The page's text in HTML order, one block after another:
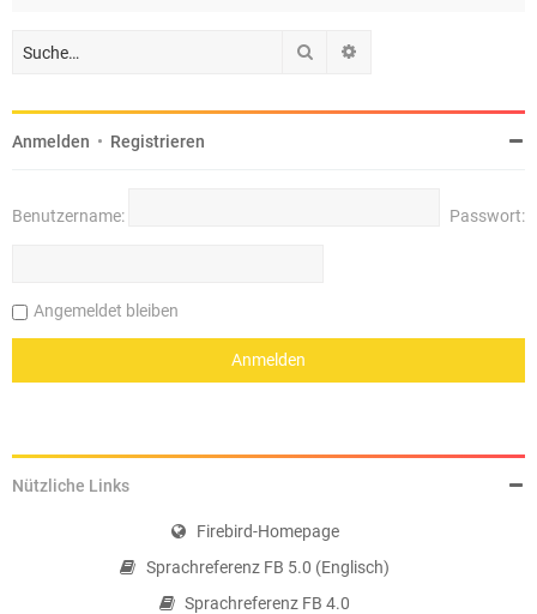
Suche
Anmelden • Registrieren
Benutzername: Passwort:
Angemeldet bleiben
Nützliche Links
Firebird-Homepage
Sprachreferenz FB 5.0 (Englisch)
Sprachreferenz FB 4.0